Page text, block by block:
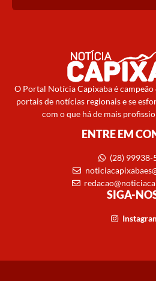
O Portal Notícia Capixaba é campeão
portais de notícias regionais e se
com o que há de mais
ENTRE EM
(28) 99938-
SIGA-